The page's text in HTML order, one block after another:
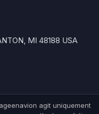
MI 48188 USA
agit uniquement